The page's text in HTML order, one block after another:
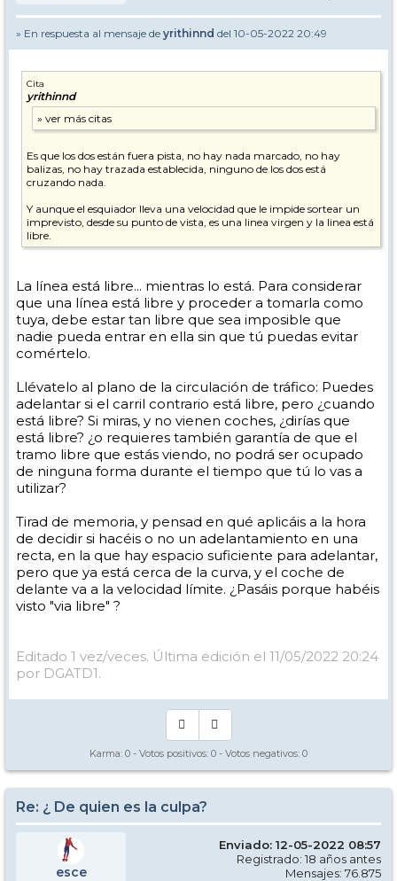
» En respuesta al mensaje de yrithinnd del 10-05-2022 20:49
Cita
yrithinnd
Es que los dos están fuera pista, no hay nada marcado, no hay
balizas, no hay trazada establecida, ninguno de los dos está
cruzando nada.
Y aunque el esquiador lleva una velocidad que le impide sortear un
imprevisto, desde su punto de vista, es una linea virgen y la linea está
libre.
La línea está libre... mientras lo está. Para considerar
que una línea está libre y proceder a tomarla como
tuya, debe estar tan libre que sea imposible que
nadie pueda entrar en ella sin que tú puedas evitar
comértelo.
Llévatelo al plano de la circulación de tráfico: Puedes
adelantar si el carril contrario está libre, pero ¿cuando
está libre? Si miras, y no vienen coches, ¿dirías que
está libre? ¿o requieres también garantía de que el
tramo libre que estás viendo, no podrá ser ocupado
de ninguna forma durante el tiempo que tú lo vas a
utilizar?
Tirad de memoria, y pensad en qué aplicáis a la hora
de decidir si hacéis o no un adelantamiento en una
recta, en la que hay espacio suficiente para adelantar,
pero que ya está cerca de la curva, y el coche de
delante va a la velocidad límite. ¿Pasáis porque habéis
visto "via libre" ?
Editado 1 vez/veces. Última edición el 11/05/2022 20:24
por DGATD1.
Karma: 0 - Votos positivos: 0 - Votos negativos: 0
Re: ¿ De quien es la culpa?
esce
Enviado: 12-05-2022 08:57
Registrado: 18 años antes
Mensajes: 76.875